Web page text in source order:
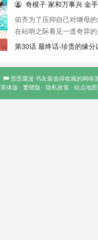
奇模子 家和万事兴 金手
佑齐为了压抑自己对继母
在站哨之际看见一道奇异
己莫名其妙和继母被流放在
任务才能继续存活下去。
在毫无任何社会规范的荒岛
理上的「大爆发」!!「妈~
吗?」
第30话 最终话-珍贵的缘分
歪歪腐漫 书友最值得收藏的网络
简体版 · 繁體版 · 隐私政策 · 站点地图